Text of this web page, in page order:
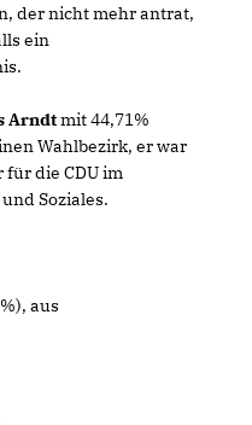
der nicht mehr antrat,
ein
Arndtmit 44,71%
Wahlbezirk, er war
für die CDU im
Soziales.
aus